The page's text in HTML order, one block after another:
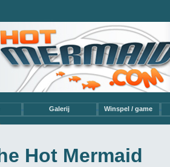
Galerij
Video’s
Hobbyzeemeerminnen
Winspel / game
Hot Mermaid